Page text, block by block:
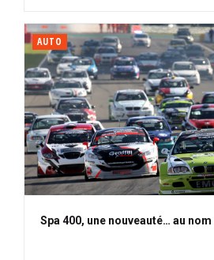
AUTO
Spa 400, une nouveauté… au